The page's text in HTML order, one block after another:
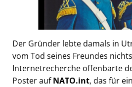
Der Gründer lebte damals in
vom Tod seines Freundes
Internetrecherche offenbarte
Poster aufNATO.int, das für